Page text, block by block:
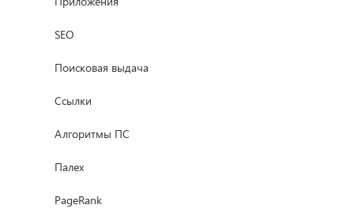
SEO
Поисковая выдача
Ссылки
Алгоритмы ПС
Палех
PageRank